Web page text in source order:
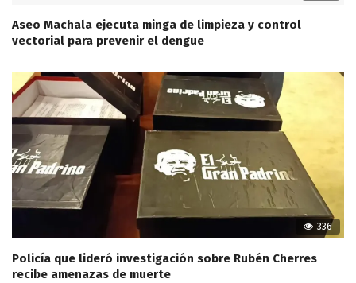
Aseo Machala ejecuta minga de limpieza y control
vectorial para prevenir el dengue
336
Policía que lideró investigación sobre Rubén Cherres
recibe amenazas de muerte